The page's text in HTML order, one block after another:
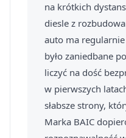
na krótkich
diesle z
auto ma
było zaniedbane
liczyć na dość
w pierwszych
słabsze strony,
Marka BAIC